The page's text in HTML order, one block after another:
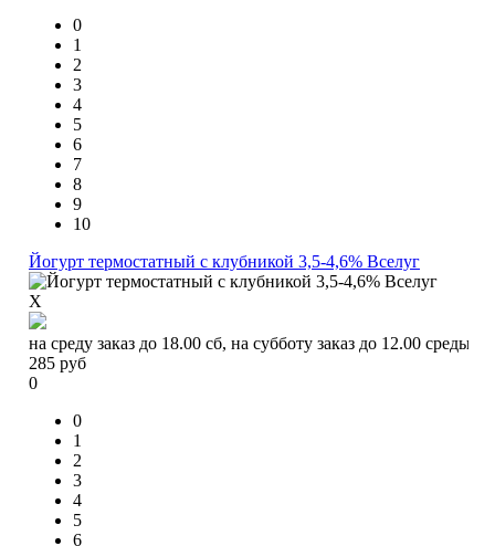
0
1
2
3
4
5
6
7
8
9
10
Йогурт термостатный с клубникой 3,5-4,6% Вселуг
X
на среду заказ до 18.00 сб, на субботу заказ до 12.00 среды
285 руб
0
0
1
2
3
4
5
6